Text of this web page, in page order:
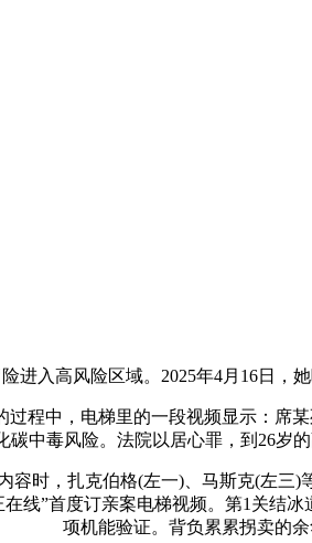
入高风险区域。2025年4月16日，
中，电梯里的一段视频显示：席
中毒风险。法院以居心罪，到26岁
，扎克伯格(左一)、马斯克(左三)
线”首度订亲案电梯视频。第1关结
项机能验证。背负累累拐卖的余